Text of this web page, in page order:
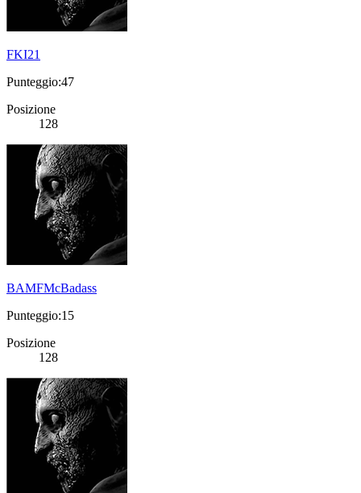
FKI21
Punteggio:47
Posizione
128
BAMFMcBadass
Punteggio:15
Posizione
128